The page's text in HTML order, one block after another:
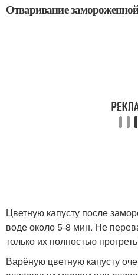
Отваривание
Цветную капусту после
воде около 5-8 мин. Не
только их полностью
Варёную цветную капусту